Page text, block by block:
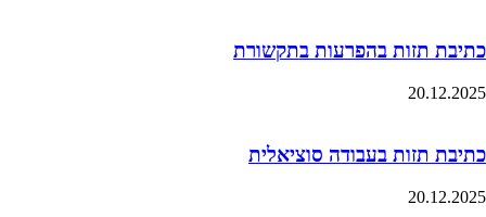
כתיבת תזות בהפרעות בתקשורת
20.12.2025
כתיבת תזות בעבודה סוציאלית
20.12.2025